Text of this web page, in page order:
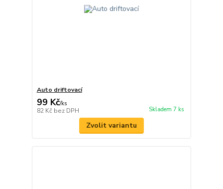
Auto driftovací
99 Kč/ks
82 Kč bez DPH Skladem 7 ks
Zvolit variantu